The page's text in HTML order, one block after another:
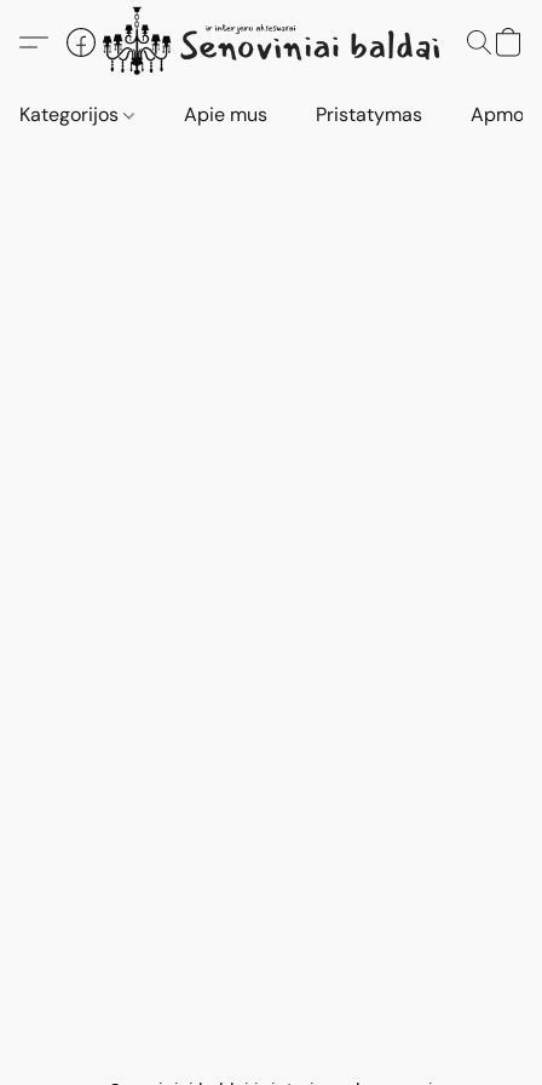
Kategorijos Apie mus Pristatymas